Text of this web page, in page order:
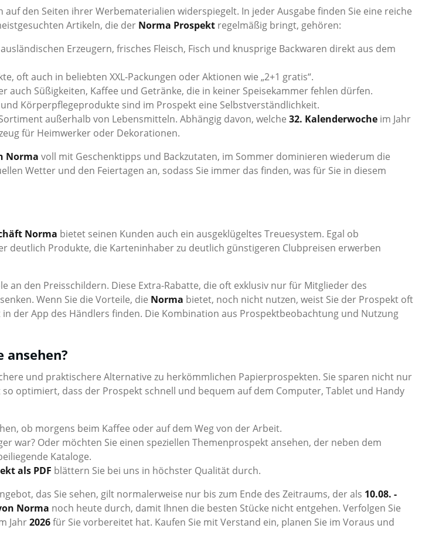
den Seiten ihrer Werbematerialien widerspiegelt. In jeder Ausgabe finden Sie eine reiche
Artikeln, die der Norma Prospekt regelmäßig bringt, gehören:
Erzeugern, frisches Fleisch, Fisch und knusprige Backwaren direkt aus dem
oft auch in beliebten XXL-Packungen oder Aktionen wie „2+1 gratis“.
auch Süßigkeiten, Kaffee und Getränke, die in keiner Speisekammer fehlen dürfen.
Körperpflegeprodukte sind im Prospekt eine Selbstverständlichkeit.
außerhalb von Lebensmitteln. Abhängig davon, welche 32. Kalenderwoche im Jahr
für Heimwerker oder Dekorationen.
Norma voll mit Geschenktipps und Backzutaten, im Sommer dominieren wiederum die
Wetter und den Feiertagen an, sodass Sie immer das finden, was für Sie in diesem
Norma bietet seinen Kunden auch ein ausgeklügeltes Treuesystem. Egal ob
deutlich Produkte, die Karteninhaber zu deutlich günstigeren Clubpreisen erwerben
an den Preisschildern. Diese Extra-Rabatte, die oft exklusiv nur für Mitglieder des
Wenn Sie die Vorteile, die Norma bietet, noch nicht nutzen, weist Sie der Prospekt oft
der App des Händlers finden. Die Kombination aus Prospektbeobachtung und Nutzung
und praktischere Alternative zu herkömmlichen Papierprospekten. Sie sparen nicht nur
optimiert, dass der Prospekt schnell und bequem auf dem Computer, Tablet und Handy
ob morgens beim Kaffee oder auf dem Weg von der Arbeit.
war? Oder möchten Sie einen speziellen Themenprospekt ansehen, der neben dem
Kataloge.
als PDF blättern Sie bei uns in höchster Qualität durch.
das Sie sehen, gilt normalerweise nur bis zum Ende des Zeitraums, der als 10.08. -
Norma noch heute durch, damit Ihnen die besten Stücke nicht entgehen. Verfolgen Sie
Jahr2026für Sie vorbereitet hat. Kaufen Sie mit Verstand ein, planen Sie im Voraus und